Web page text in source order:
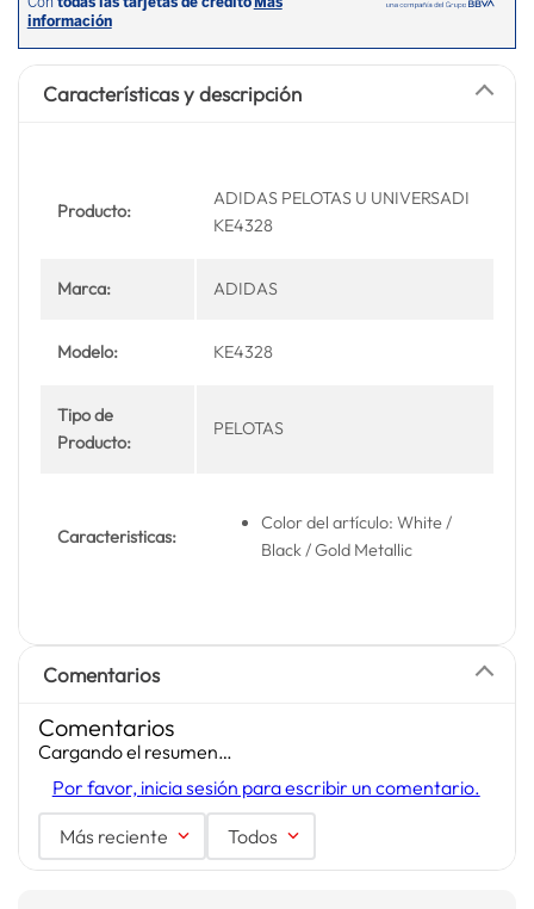
Características y descripción
Producto:
ADIDAS PELOTAS U UNIVERSADI
KE4328
Marca: ADIDAS
Modelo: KE4328
Tipo de
Producto:
PELOTAS
Caracteristicas:
Color del artículo: White /
Black / Gold Metallic
Comentarios
Comentarios
Cargando el resumen…
Por favor, inicia sesión para escribir un comentario.
Más reciente Todos